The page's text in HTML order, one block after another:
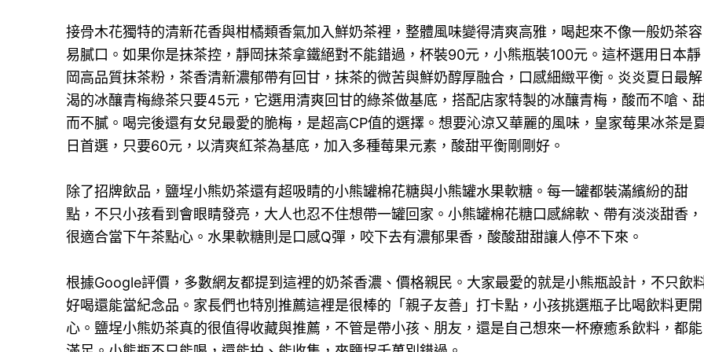
接骨木花獨特的清新花香與柑橘類香氣加入鮮奶茶裡，整體風味變得清爽高雅，喝起來不像一般奶茶容
易膩口。如果你是抹茶控，靜岡抹茶拿鐵絕對不能錯過，杯裝90元，小熊瓶裝100元。這杯選用日本靜
岡高品質抹茶粉，茶香清新濃郁帶有回甘，抹茶的微苦與鮮奶醇厚融合，口感細緻平衡。炎炎夏日最解
渴的冰釀青梅綠茶只要45元，它選用清爽回甘的綠茶做基底，搭配店家特製的冰釀青梅，酸而不嗆、
而不膩。喝完後還有女兒最愛的脆梅，是超高CP值的選擇。想要沁涼又華麗的風味，皇家莓果冰茶是
日首選，只要60元，以清爽紅茶為基底，加入多種莓果元素，酸甜平衡剛剛好。
除了招牌飲品，鹽埕小熊奶茶還有超吸睛的小熊罐棉花糖與小熊罐水果軟糖。每一罐都裝滿繽紛的甜
點，不只小孩看到會眼睛發亮，大人也忍不住想帶一罐回家。小熊罐棉花糖口感綿軟、帶有淡淡甜香，
很適合當下午茶點心。水果軟糖則是口感Q彈，咬下去有濃郁果香，酸酸甜甜讓人停不下來。
根據Google評價，多數網友都提到這裡的奶茶香濃、價格親民。大家最愛的就是小熊瓶設計，不只飲
好喝還能當紀念品。家長們也特別推薦這裡是很棒的「親子友善」打卡點，小孩挑選瓶子比喝飲料更開
心。鹽埕小熊奶茶真的很值得收藏與推薦，不管是帶小孩、朋友，還是自己想來一杯療癒系飲料，都能